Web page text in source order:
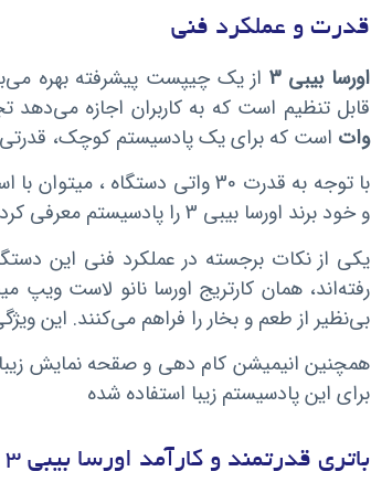
قدرت و عملکرد فنی
اورسا بیبی 3
از یک چیپست پیشرفته بهره
قابل تنظیم است که به کاربران اجازه
وات است که برای یک پادسیستم کوچک،
و خود برند اورسا بیبی 3 را پادسیستم معرفی کرده.
یکی از نکات برجسته در عملکرد فنی این
رفته‌اند، همان کارتریج اورسا نانو لاست
بی‌نظیر از طعم و بخار را فراهم می‌کنند. این
برای این پادسیستم زیبا استفاده شده
باتری قدرتمند و کارآمد اورسا بیبی 3